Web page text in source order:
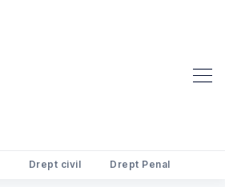
Drept civil Drept Penal